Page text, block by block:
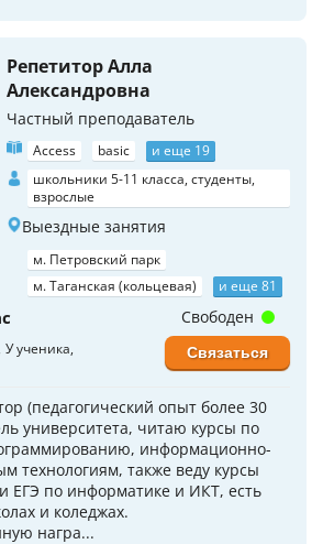
Репетитор Алла
Александровна
Частный преподаватель
Access basic
и еще 19
школьники 5-11 класса, студенты,
взрослые
Выездные занятия
м. Петровский парк
м. Таганская (кольцевая)
и еще 81
У ученика
(педагогический опыт более 30
университета, читаю курсы по
информационно-
технологиям, также веду курсы
ЕГЭ по информатике и ИКТ, есть
и коледжах.
награ...
Свободен
Связаться